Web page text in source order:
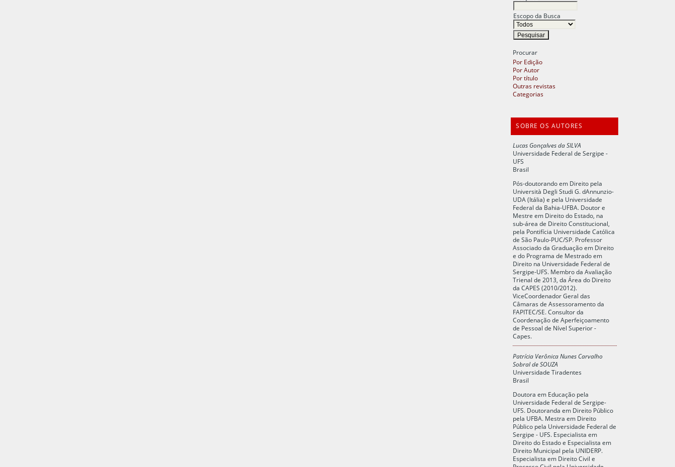
Escopo da Busca
Procurar
Por Edição
Por Autor
Por título
Outras revistas
Categorias
SOBRE OS AUTORES
Lucas Gonçalves da SILVA
Universidade Federal de Sergipe -
UFS
Brasil
Pós-doutorando em Direito pela
Università Degli Studi G. dAnnunzio-
UDA (Itália) e pela Universidade
Federal da Bahia-UFBA. Doutor e
Mestre em Direito do Estado, na
sub-área de Direito Constitucional,
pela Pontifícia Universidade Católica
de São Paulo-PUC/SP. Professor
Associado da Graduação em Direito
e do Programa de Mestrado em
Direito na Universidade Federal de
Sergipe-UFS. Membro da Avaliação
Trienal de 2013, da Área do Direito
da CAPES (2010/2012).
ViceCoordenador Geral das
Câmaras de Assessoramento da
FAPITEC/SE. Consultor da
Coordenação de Aperfeiçoamento
de Pessoal de Nível Superior -
Capes.
Patrícia Verônica Nunes Carvalho
Sobral de SOUZA
Universidade Tiradentes
Brasil
Doutora em Educação pela
Universidade Federal de Sergipe-
UFS. Doutoranda em Direito Público
pela UFBA. Mestra em Direito
Público pela Universidade Federal de
Sergipe - UFS. Especialista em
Direito do Estado e Especialista em
Direito Municipal pela UNIDERP.
Especialista em Direito Civil e